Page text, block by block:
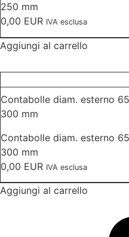
250 mm
0,00 EUR IVA esclusa
Aggiungi al carrello
Contabolle diam. esterno
300 mm
Contabolle diam. esterno
300 mm
0,00 EUR IVA esclusa
Aggiungi al carrello